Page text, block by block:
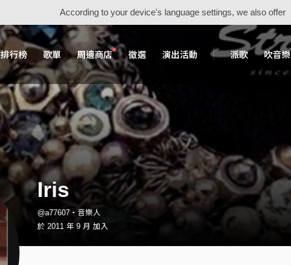
According to your device's language settings, we also offer
排行榜 歌單 周邊商店 徵選 演出活動 派歌 吹音樂
Iris
@a77607・音樂人
於 2011 年 9 月 加入